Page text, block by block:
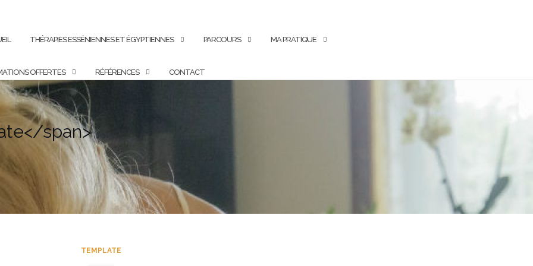
THÉRAPIES ESSÉNIENNES ET ÉGYPTIENNES PARCOURS MA PRATIQUE
OFFERTES RÉFÉRENCES CONTACT
span>
TEMPLATE